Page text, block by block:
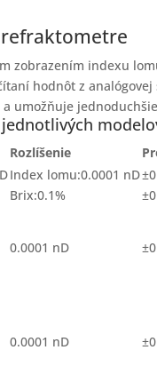
refraktometre
zobrazením indexu
hodnôt z analógovej
umožňuje
Rozlíšenie
Index lomu:0.0001 nD
Brix:0.1%
0.0001 nD
0.0001 nD